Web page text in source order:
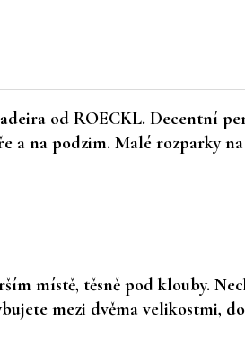
od ROECKL. Decentní
na podzim. Malé rozparky
místě, těsně pod klouby.
mezi dvěma velikostmi,